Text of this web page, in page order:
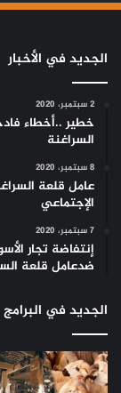
الجديد في الأخبار
2 سبتمبر، 2020
خطير ..أخطاء
السراغنة
8 سبتمبر، 2020
عامل قلعة
الإجتماعي
7 سبتمبر، 2020
إنتفاضة تجار
ضدعامل قلعة
الجديد في البرامج